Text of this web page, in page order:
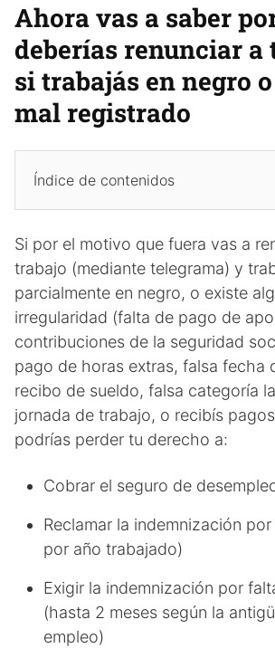
Ahora vas a saber
deberías renunciar a
si trabajás en negro
mal registrado
Índice de contenidos
Si por el motivo que fuera vas a
trabajo (mediante telegrama) y
parcialmente en negro, o existe
irregularidad (falta de pago de
contribuciones de la seguridad
pago de horas extras, falsa fecha
recibo de sueldo, falsa categoría
jornada de trabajo, o recibís
podrías perder tu derecho a:
Cobrar el seguro de
Reclamar la indemnización
por año trabajado)
Exigir la indemnización por
(hasta 2 meses según la
empleo)